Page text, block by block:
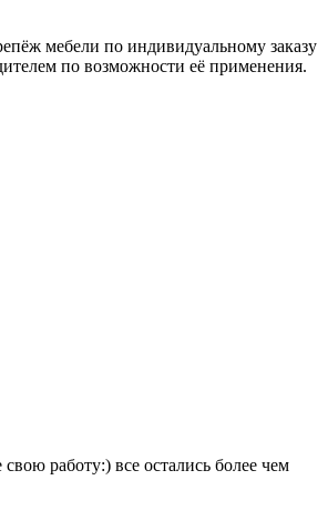
мебели по индивидуальному заказу
по возможности её применения.
работу:) все остались более чем